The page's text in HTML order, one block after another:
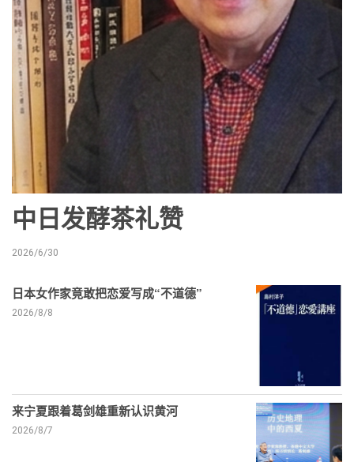
中日发酵茶礼赞
2026/6/30
日本女作家竟敢把恋爱写成“不道德”
2026/8/8
来宁夏跟着葛剑雄重新认识黄河
2026/8/7